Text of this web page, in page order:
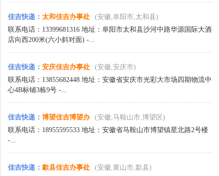
佳吉快递 ： 太和佳吉办事处
(安徽,阜阳市,太和县)
联系电话：13399681316 地址：阜阳市太和县沙河中路华源国际大酒
店向西200米(六小斜对面) -...
佳吉快递 ： 安庆佳吉办事处
(安徽,安庆市)
联系电话：13855682448 地址：安徽省安庆市光彩大市场四期物流中
心4B标铺3栋9号 -...
佳吉快递 ： 博望佳吉博望办
(安徽,马鞍山市,博望区)
联系电话：18955595533 地址：安徽省马鞍山市博望镇星北路2号楼
-...
佳吉快递 ： 歙县佳吉办事处 (安徽,黄山市,歙县)